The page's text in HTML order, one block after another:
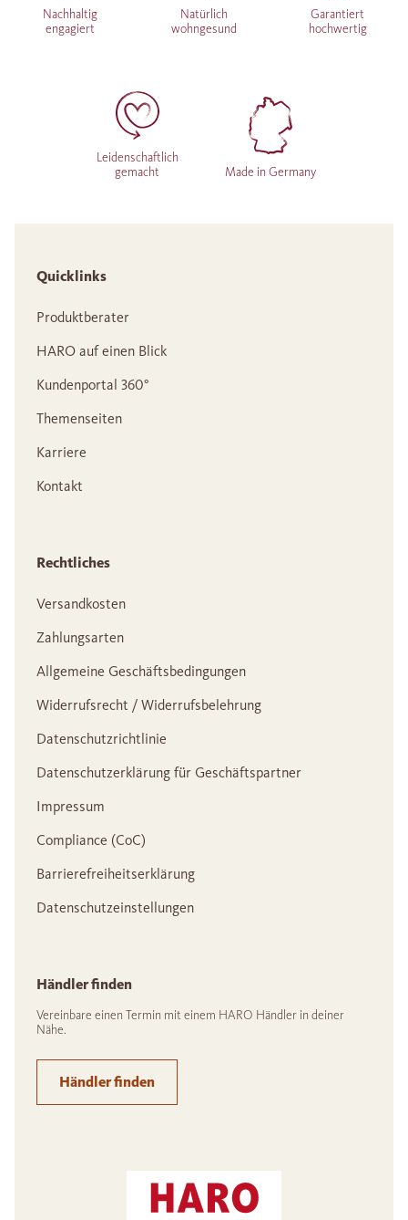
Nachhaltig
engagiert
Natürlich
wohngesund
Garantiert
hochwertig
Leidenschaftlich
gemacht
Made in Germany
Quicklinks
Produktberater
HARO auf einen Blick
Kundenportal 360°
Themenseiten
Karriere
Kontakt
Rechtliches
Versandkosten
Zahlungsarten
Allgemeine Geschäftsbedingungen
Widerrufsrecht / Widerrufsbelehrung
Datenschutzrichtlinie
Datenschutzerklärung für Geschäftspartner
Impressum
Compliance (CoC)
Barrierefreiheitserklärung
Datenschutzeinstellungen
Händler finden
Vereinbare einen Termin mit einem HARO Händler in deiner
Nähe.
Händler finden